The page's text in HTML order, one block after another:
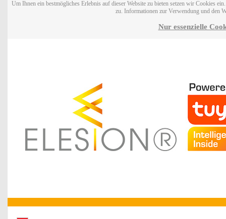
Um Ihnen ein bestmögliches Erlebnis auf dieser Website zu bieten setzen wir Cookies
zu. Informationen zur Verwendung und den
Nur essenzielle